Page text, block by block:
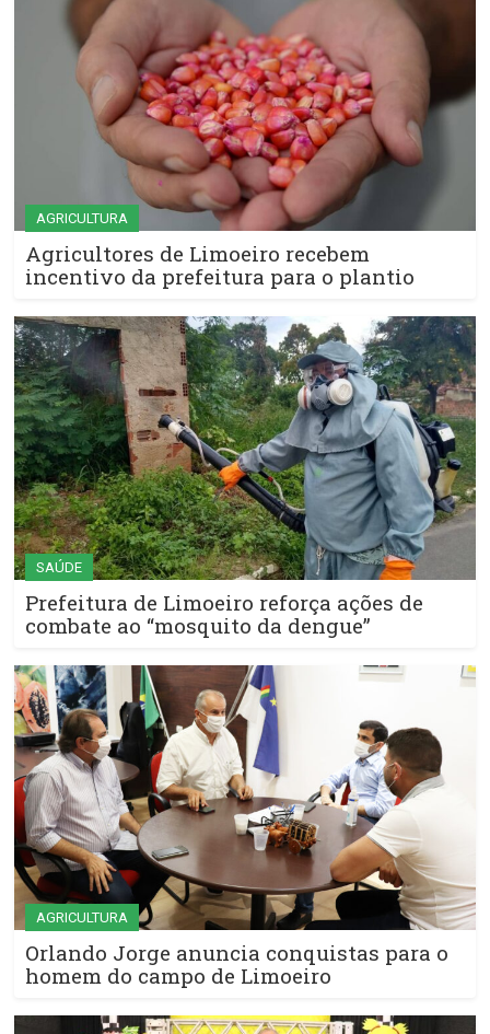
AGRICULTURA
Agricultores de Limoeiro recebem
incentivo da prefeitura para o plantio
SAÚDE
Prefeitura de Limoeiro reforça ações de
combate ao “mosquito da dengue”
AGRICULTURA
Orlando Jorge anuncia conquistas para o
homem do campo de Limoeiro